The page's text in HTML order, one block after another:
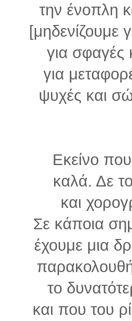
την ένοπλη
[μηδενίζουμε
για σφαγές
για
ψυχές και
Εκείνο
καλά. Δε
και
Σε κάποια
έχουμε μια
το
και που του